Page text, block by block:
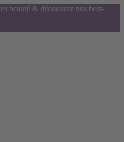
beauté & découvrez nos best-